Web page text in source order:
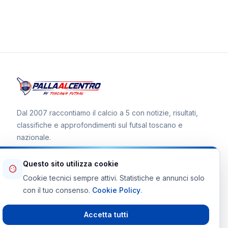
Dal 2007 raccontiamo il calcio a 5 con notizie, risultati,
classifiche e approfondimenti sul futsal toscano e
nazionale.
Canale WhatsApp
Telegram Toscana Futsal
Questo sito utilizza cookie
Cookie tecnici sempre attivi. Statistiche e annunci solo
con il tuo consenso. Cookie Policy.
Accetta tutti